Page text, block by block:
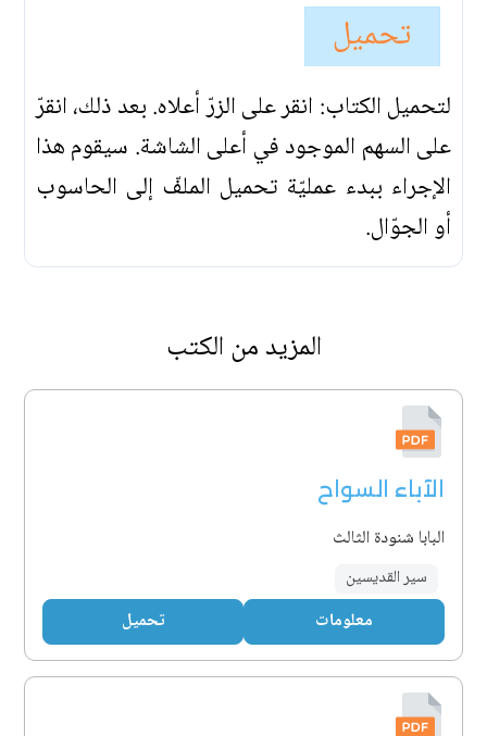
تحميل
لتحميل الكتاب: انقر على الزرّ أعلاه. بعد ذلك، انقرّ
على السهم الموجود في أعلى الشاشة. سيقوم هذا
الإجراء ببدء عمليّة تحميل الملفّ إلى الحاسوب
أو الجوّال.
المزيد من الكتب
الآباء السواح
البابا شنودة الثالث
سير القديسين
معلومات تحميل